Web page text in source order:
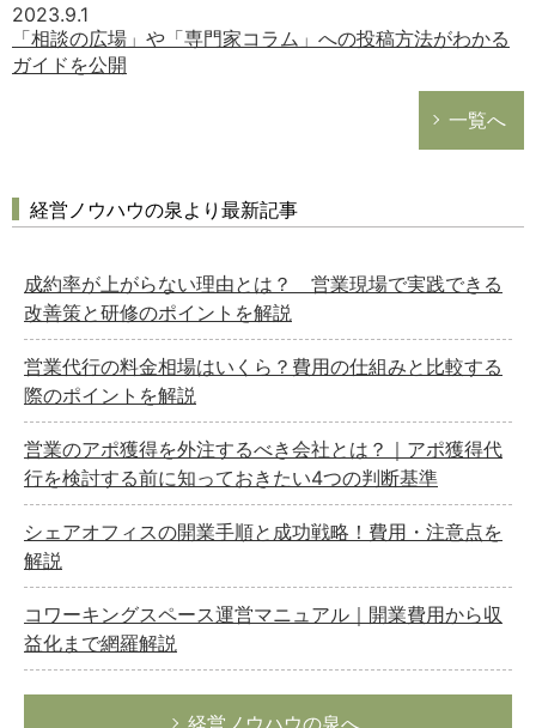
2023.9.1
「相談の広場」や「専門家コラム」への投稿方法がわかる
ガイドを公開
一覧へ
経営ノウハウの泉より最新記事
成約率が上がらない理由とは？ 営業現場で実践できる
改善策と研修のポイントを解説
営業代行の料金相場はいくら？費用の仕組みと比較する
際のポイントを解説
営業のアポ獲得を外注するべき会社とは？｜アポ獲得代
行を検討する前に知っておきたい4つの判断基準
シェアオフィスの開業手順と成功戦略！費用・注意点を
解説
コワーキングスペース運営マニュアル｜開業費用から収
益化まで網羅解説
経営ノウハウの泉へ